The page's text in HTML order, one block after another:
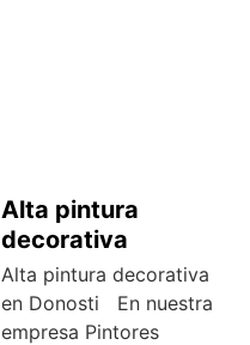
Alta pintura
decorativa
Alta pintura decorativa
en Donosti En nuestra
empresa Pintores